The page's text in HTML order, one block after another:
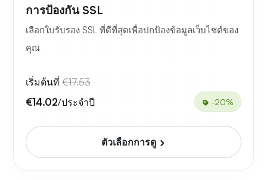
การป้องกัน SSL
เลือกใบรับรอง SSL ที่ดีที่สุดเพื่อปกป้องข้อมูลเว็บไซต์ของ
คุณ
เริ่มต้นที่ €17.53
€14.02/ประจำปี -20%
ตัวเลือกการดู